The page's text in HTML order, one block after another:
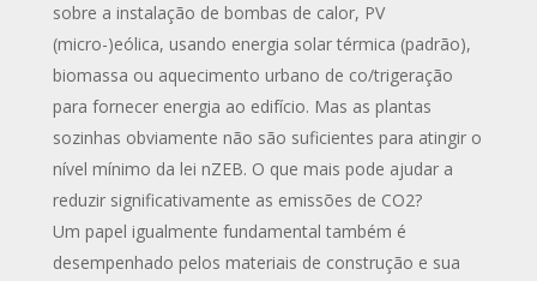
sobre a instalação de bombas de calor, PV
(micro-)eólica, usando energia solar térmica (padrão),
biomassa ou aquecimento urbano de co/trigeração
para fornecer energia ao edifício. Mas as plantas
sozinhas obviamente não são suficientes para atingir o
nível mínimo da lei nZEB. O que mais pode ajudar a
reduzir significativamente as emissões de CO2?
Um papel igualmente fundamental também é
desempenhado pelos materiais de construção e sua